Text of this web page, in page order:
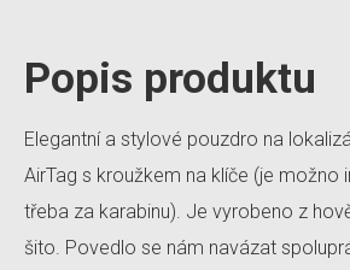
Popis produktu
Elegantní a stylové pouzdro na
AirTag s kroužkem na klíče (je možno
třeba za karabinu). Je vyrobeno z
šito. Povedlo se nám navázat